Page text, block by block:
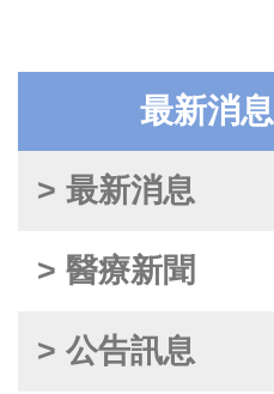
最新消息
> 最新消息
> 醫療新聞
> 公告訊息